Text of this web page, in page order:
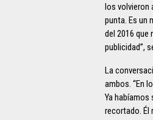
los
punta. Es un
del 2016 que
publicidad”,
La
ambos. “En
Ya
recortado. Él